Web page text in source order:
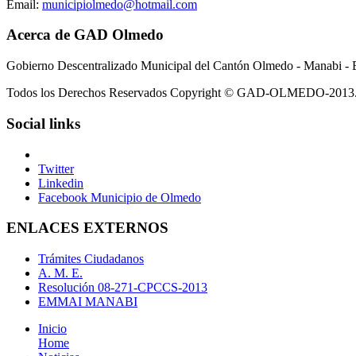
Email: municipiolmedo@hotmail.com
Acerca de GAD Olmedo
Gobierno Descentralizado Municipal del Cantón Olmedo - Manabi -
Todos los Derechos Reservados Copyright © GAD-OLMEDO-2013.
Social links
Twitter
Linkedin
Facebook Municipio de Olmedo
ENLACES EXTERNOS
Trámites Ciudadanos
A. M. E.
Resolución 08-271-CPCCS-2013
EMMAI MANABI
Inicio
Home